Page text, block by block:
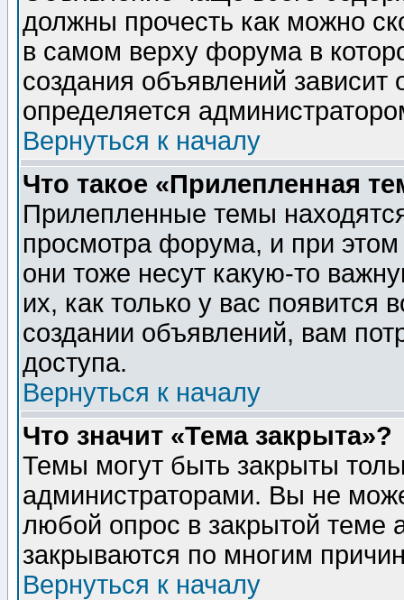
должны прочесть как можно
в самом верху форума в
создания объявлений зависит
определяется
Вернуться к началу
Что такое «Прилепленная
Прилепленные темы
просмотра форума, и при
они тоже несут какую-то
их, как только у вас появится
создании объявлений, вам
доступа.
Вернуться к началу
Что значит «Тема закрыта»?
Темы могут быть закрыты
администраторами. Вы не
любой опрос в закрытой теме
закрываются по многим
Вернуться к началу